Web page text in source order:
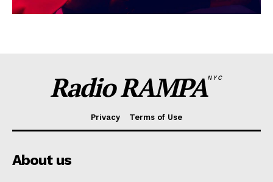
Radio RAMPANYC
Privacy Terms of Use
About us